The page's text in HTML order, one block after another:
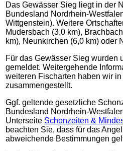
Das Gewässer Sieg liegt in der
Bundesland Nordrhein-
Wittgenstein). Weitere
Mudersbach (3,0 km),
km), Neunkirchen (6,0 km) oder
Für das Gewässer Sieg wurden
gemeldet. Weitergehende
weiteren Fischarten haben wir
zusammengestellt.
Ggf. geltende gesetzliche
Bundesland Nordrhein-
Unterseite Schonzeiten &
beachten Sie, dass für das
abweichende Bestimmungen